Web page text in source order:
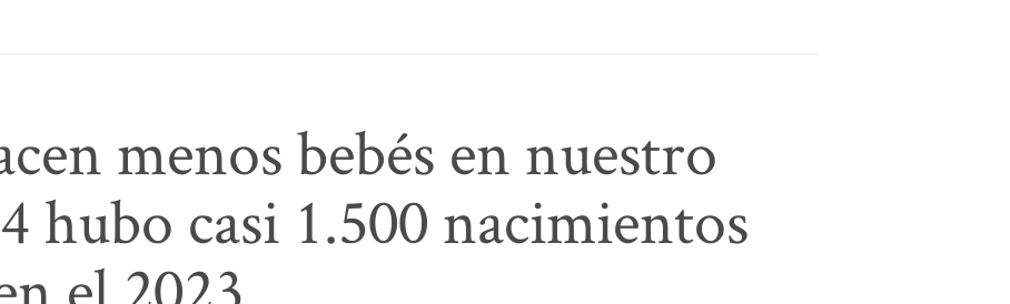
menos bebés en nuestro
hubo casi 1.500 nacimientos